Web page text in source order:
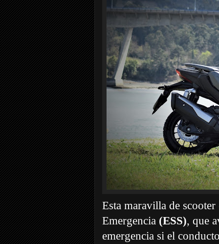
Esta maravilla de
Emergencia (ESS), que
emergencia si el